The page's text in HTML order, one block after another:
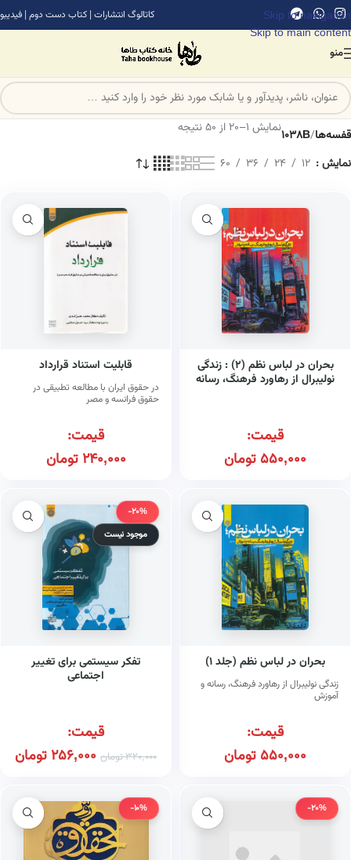
Skip to navigation
Skip to main content
کاتالوگ انتشارات | کتاب دست دوم | فیدیبو
منو
قفسه‌ها/
1038Bنمایش 1–20 از 50 نتیجه
نمایش 12
24
36
60
بحران در لباس نظم (۲) : زندگی
نولیبرال از رهاورد فرهنگ، رسانه
قیمت:
550,000 تومان
قابلیت استناد قرارداد
در حقوق ایران با مطالعه تطبیقی در
حقوق فرانسه و مصر
قیمت:
240,000تومان
بحران در لباس نظم (جلد ۱)
زندگی نولیبرال از رهاورد فرهنگ، رسانه و
آموزش
قیمت:
550,000 تومان
-20%
موجود نیست
تفکر سیستمی برای تغییر
اجتماعی
قیمت:
320,000تومان 256,000تومان
-20%
-10%